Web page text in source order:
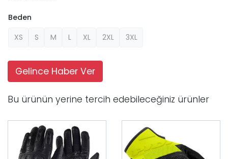
Beden
XS
S M L XL 2XL 3XL
Gelince Haber Ver
Bu ürünün yerine tercih edebileceğiniz ürünler